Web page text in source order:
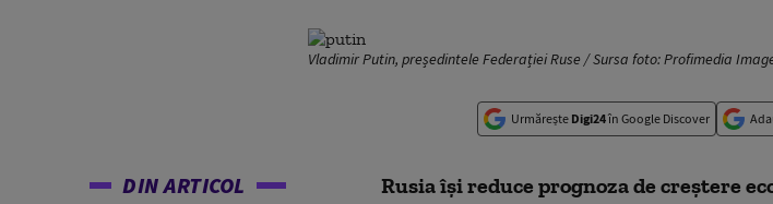
Vladimir Putin, președintele Federației Ruse / Sursa foto: Profimedia
Urmărește Digi24în Google Discover
DIN ARTICOL
Rusia își reduce prognoza de creștere